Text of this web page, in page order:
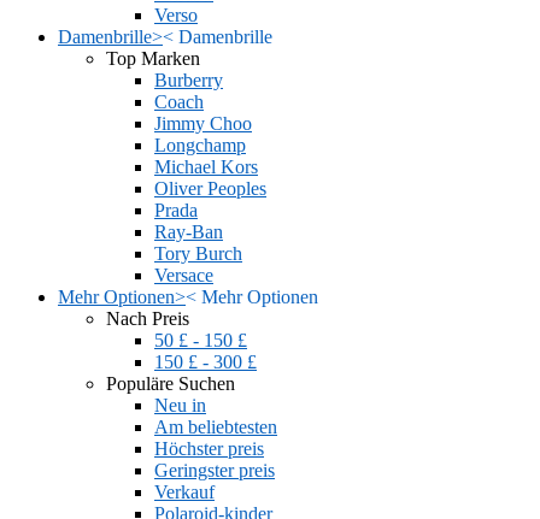
Verso
Damenbrille>< Damenbrille
Top Marken
Burberry
Coach
Jimmy Choo
Longchamp
Michael Kors
Oliver Peoples
Prada
Ray-Ban
Tory Burch
Versace
Mehr Optionen>< Mehr Optionen
Nach Preis
50 £ - 150 £
150 £ - 300 £
Populäre Suchen
Neu in
Am beliebtesten
Höchster preis
Geringster preis
Verkauf
Polaroid-kinder